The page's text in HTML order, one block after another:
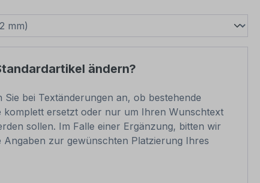
ändern?
Sie bei Textänderungen an, ob bestehende
komplett ersetzt oder nur um Ihren Wunschtext
sollen. Im Falle einer Ergänzung, bitten wir
Angaben zur gewünschten Platzierung Ihres